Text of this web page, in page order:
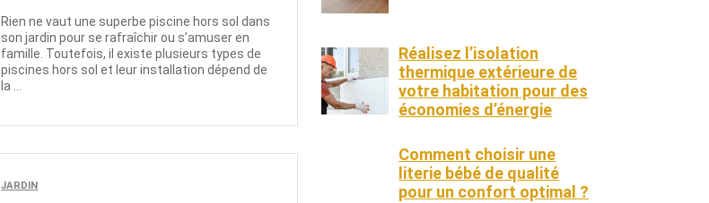
Rien ne vaut une superbe piscine hors sol dans
son jardin pour se rafraîchir ou s’amuser en
famille. Toutefois, il existe plusieurs types de
piscines hors sol et leur installation dépend de
la ...
JARDIN
Réalisez l’isolation
thermique extérieure de
votre habitation pour des
économies d’énergie
Comment choisir une
literie bébé de qualité
pour un confort optimal ?